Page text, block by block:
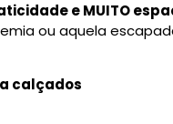
e MUITO
ou aquela
calçados